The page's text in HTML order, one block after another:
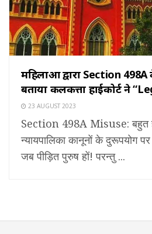
महिलाओं द्वारा Section
बताया कलकत्ता हाईकोर्ट ने
23 AUGUST 2023
Section 498A Misuse: बहुत
न्यायपालिका कानूनों के दुरूपयोग
जब पीड़ित पुरुष हों! परन्तु ...